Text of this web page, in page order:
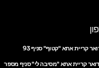
קריית אתא "קטוף" סניף 93
דואר קריית אתא "מסיבה לי" סניף מספר